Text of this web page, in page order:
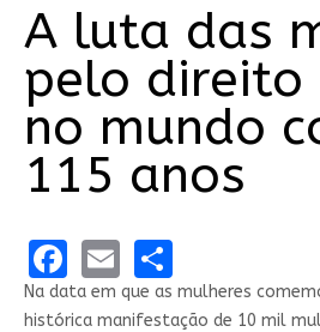
A luta das
pelo direito
no mundo
115 anos
Facebook
EmailShare
Na data em que as mulheres
histórica manifestação de 10 mil